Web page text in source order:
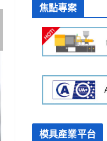
焦點專案
模具產業平台